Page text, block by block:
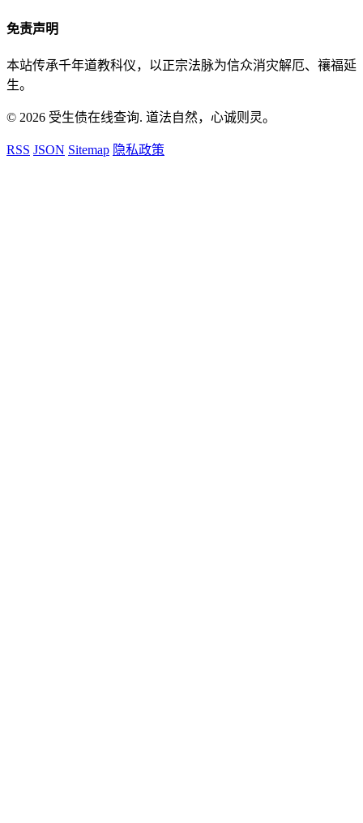
免责声明
本站传承千年道教科仪，以正宗法脉为信众消灾解厄、禳福延
生。
© 2026 受生债在线查询. 道法自然，心诚则灵。
RSS JSON Sitemap 隐私政策